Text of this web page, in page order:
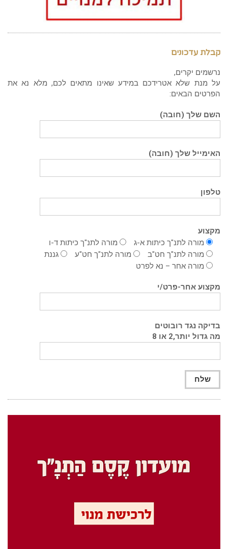
קבלת עדכונים
נרשמים יקרים,
על מנת שלא אטרידכם במידע שאינו מתאים לכם, מלא נא את
הפרטים הבאים:
השם שלך (חובה)
האימייל שלך (חובה)
טלפון
מקצוע
מורה לתנ"ך כיתות א-ג
מורה לתנ"ך כיתות ד-ו
מורה לתנ"ך חט"ב
מורה לתנ"ך חט"ע
גננת
מורה אחר – נא לפרט
מקצוע אחר-פרט/י
בדיקה נגד רובוטים
מה גדול יותר,2 או 8